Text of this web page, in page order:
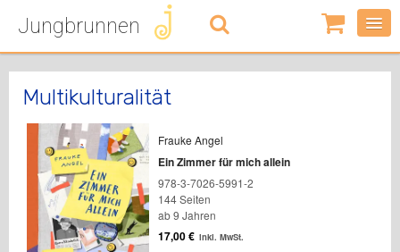
Jungbrunnen
0
Artikel
-
Multikulturalität
Frauke Angel
Ein Zimmer für mich allein
978-3-7026-5991-2
144 Seiten
ab 9 Jahren
17,00€ inkl. MwSt.